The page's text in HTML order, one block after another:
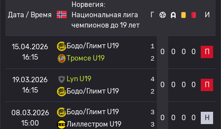
Дата / Время
Норвегия:
Национальная лига
чемпионов до 19 лет
Г И
15.04.2026
16:15
Бодо/Глимт U19
Тромсе U19
1
2
0 0 0 0 П
19.03.2026
16:15
Lyn U19
Бодо/Глимт U19
4
2
0 0 0 0 П
08.03.2026
15:00
Бодо/Глимт U19
Лиллестром U19
3
3
0 0 0 0 Н